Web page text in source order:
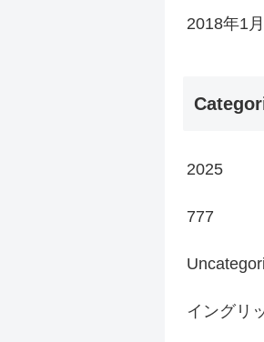
2018年1月
2025
777
イングリ